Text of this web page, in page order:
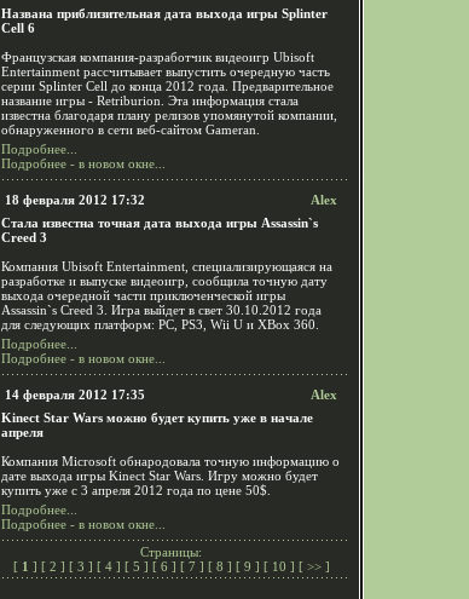
Названа приблизительная дата выхода игры Splinter
Cell 6
Французская компания-разработчик видеоигр Ubisoft
Entertainment рассчитывает выпустить очередную часть
серии Splinter Cell до конца 2012 года. Предварительное
название игры - Retriburion. Эта информация стала
известна благодаря плану релизов упомянутой компании,
обнаруженного в сети веб-сайтом Gameran.
Подробнее...
Подробнее - в новом окне...
18 февраля 2012 17:32
Alex
Стала известна точная дата выхода игры Assassin`s
Creed 3
Компания Ubisoft Entertainment, специализирующаяся на
разработке и выпуске видеоигр, сообщила точную дату
выхода очередной части приключенческой игры
Assassin`s Creed 3. Игра выйдет в свет 30.10.2012 года
для следующих платформ: PC, PS3, Wii U и XBox 360.
Подробнее...
Подробнее - в новом окне...
14 февраля 2012 17:35
Alex
Kinect Star Wars можно будет купить уже в начале
апреля
Компания Microsoft обнародовала точную информацию о
дате выхода игры Kinect Star Wars. Игру можно будет
купить уже с 3 апреля 2012 года по цене 50$.
Подробнее...
Подробнее - в новом окне...
Страницы:
[ 1 ] [ 2 ] [ 3 ] [ 4 ] [ 5 ] [ 6 ] [ 7 ] [ 8 ] [ 9 ] [ 10 ] [ >> ]